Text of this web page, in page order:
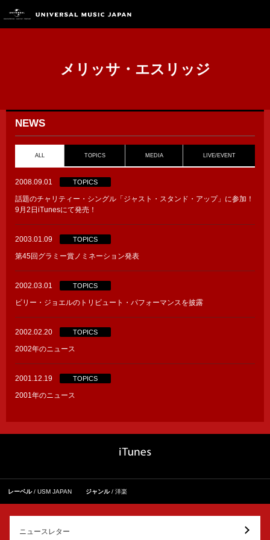
メリッサ・エスリッジ
NEWS
ALL TOPICS MEDIA LIVE/EVENT
2008.09.01 TOPICS
話題のチャリティー・シングル「ジャスト・スタンド・アップ」に参加！
9月2日iTunesにて発売！
2003.01.09 TOPICS
第45回グラミー賞ノミネーション発表
2002.03.01 TOPICS
ビリー・ジョエルのトリビュート・パフォーマンスを披露
2002.02.20 TOPICS
2002年のニュース
2001.12.19 TOPICS
2001年のニュース
レーベル USM JAPAN ジャンル 洋楽
ニュースレター